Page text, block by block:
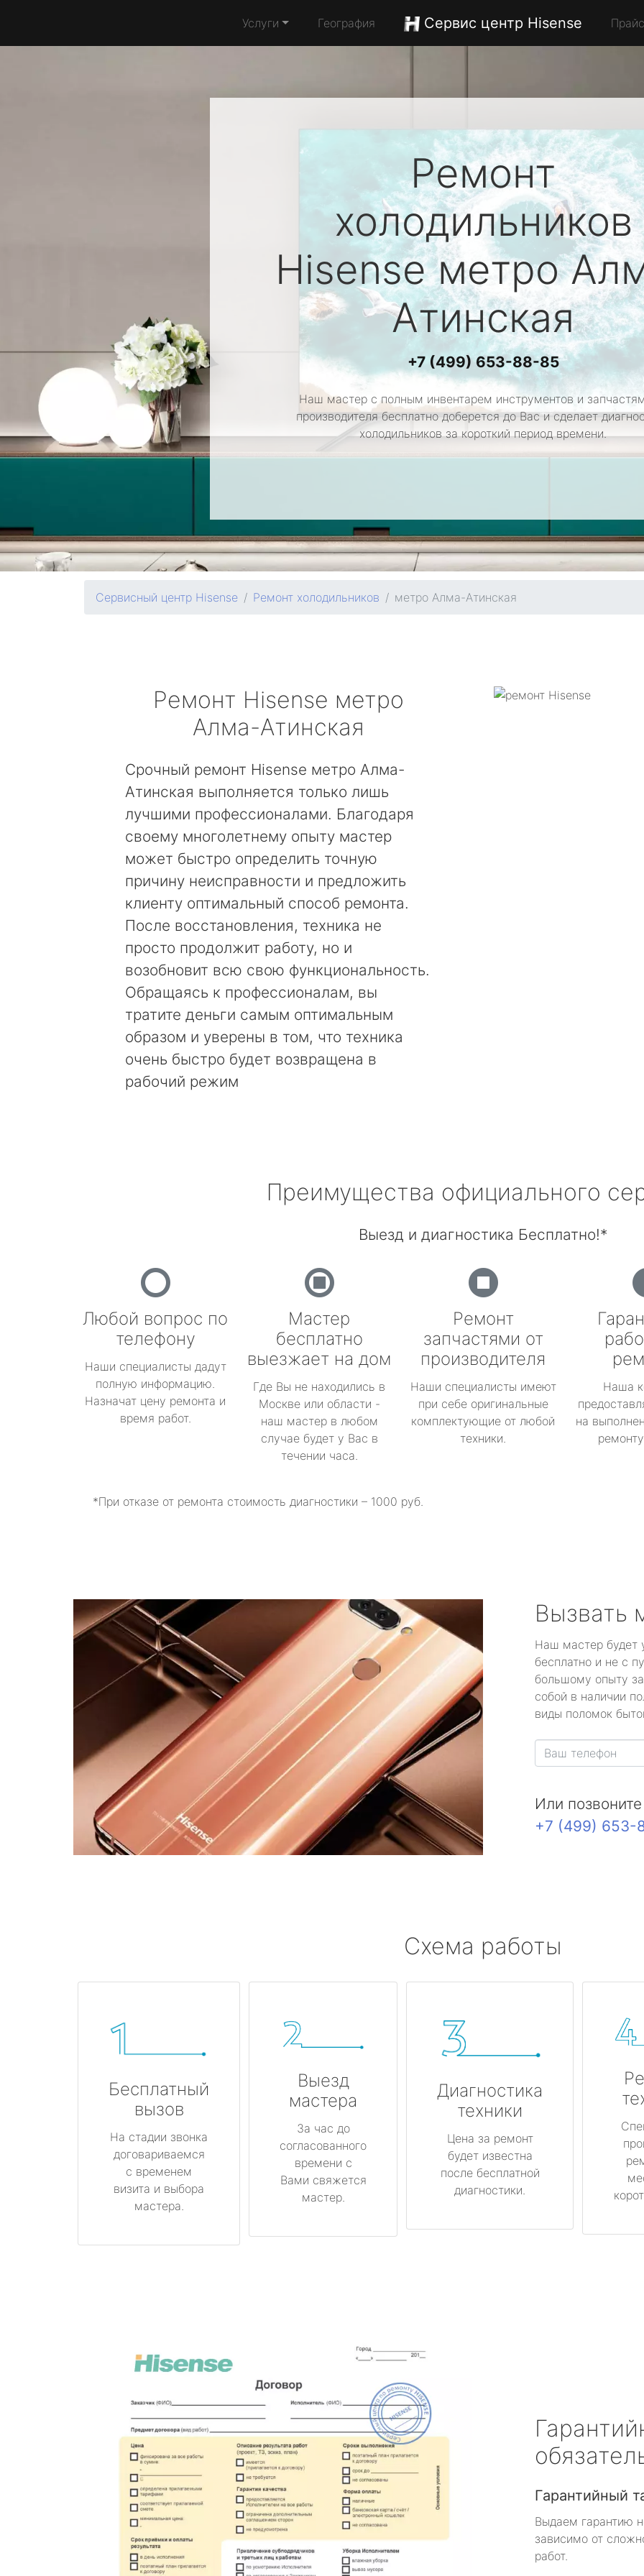
Услуги География Сервис центр Hisense Прайс
Ремонт
холодильников
Hisenseметро
Атинская
+7 (499) 653-88-85
Наш мастер с полным инвентарем инструментов и
производителя бесплатно доберется до Вас и сделает
холодильников за короткий период времени.
Сервисный центр Hisense Ремонт холодильников метро Алма-Атинская
Ремонт Hisense метро
Алма-Атинская
Срочный ремонт Hisense метро Алма-
Атинская выполняется только лишь
лучшими профессионалами. Благодаря
своему многолетнему опыту мастер
может быстро определить точную
причину неисправности и предложить
клиенту оптимальный способ ремонта.
После восстановления, техника не
просто продолжит работу, но и
возобновит всю свою функциональность.
Обращаясь к профессионалам, вы
тратите деньги самым оптимальным
образом и уверены в том, что техника
очень быстро будет возвращена в
рабочий режим
Преимущества официального
Выезд и диагностика Бесплатно!*
Любой вопрос по
телефону
Наши специалисты дадут
полную информацию.
Назначат цену ремонта и
время работ.
Мастер
бесплатно
выезжает на дом
Где Вы не находились в
Москве или области -
наш мастер в любом
случае будет у Вас в
течении часа.
Ремонт
запчастями от
производителя
Наши специалисты имеют
при себе оригинальные
комплектующие от любой
техники.
Наша
на
*При отказе от ремонта стоимость диагностики – 1000 руб.
Вызвать
Наш мастер будет
бесплатно и не с
большому опыту
собой в наличии
виды поломок
Или
+7 (499) 653-
Схема работы
Бесплатный
вызов
На стадии звонка
договариваемся
с временем
визита и выбора
мастера.
Выезд
мастера
За час до
согласованного
времени с
Вами свяжется
мастер.
Диагностика
техники
Цена за ремонт
будет известна
после бесплатной
диагностики.
Гарантийный
Выдаем гарантию
зависимо от
работ.